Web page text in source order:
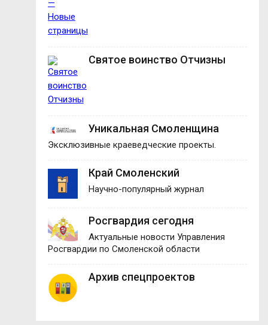
Святое воинство Отчизны
Уникальная Смоленщина
Эксклюзивные краеведческие проекты.
Край Смоленский
Научно-популярный журнал
Росгвардия сегодня
Актуальные новости Управления
Росгвардии по Смоленской области
Архив спецпроектов